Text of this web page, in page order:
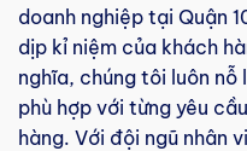
doanh nghiệp tại Quận
dịp kỉ niệm của khách
nghĩa, chúng tôi luôn nỗ
phù hợp với từng yêu
hàng. Với đội ngũ nhân